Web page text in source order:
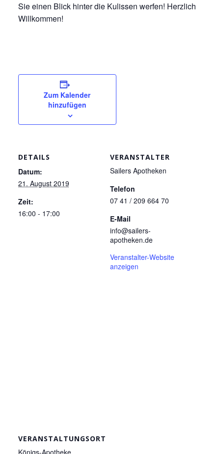
Sie einen Blick hinter die Kulissen werfen! Herzlich
Willkommen!
Zum Kalender
hinzufügen
DETAILS
Datum:
21. August 2019
Zeit:
16:00 - 17:00
VERANSTALTER
Sailers Apotheken
Telefon
07 41 / 209 664 70
E-Mail
info@sailers-
apotheken.de
Veranstalter-Website
anzeigen
VERANSTALTUNGSORT
Königs-Apotheke